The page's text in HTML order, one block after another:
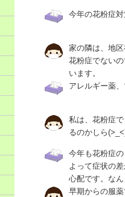
今年の花粉症
家の隣は、地
花粉症でない
います。
アレルギー薬
私は、花粉症
るのかしら
今年も花粉症
よって症状の
心配です。な
早期からの服